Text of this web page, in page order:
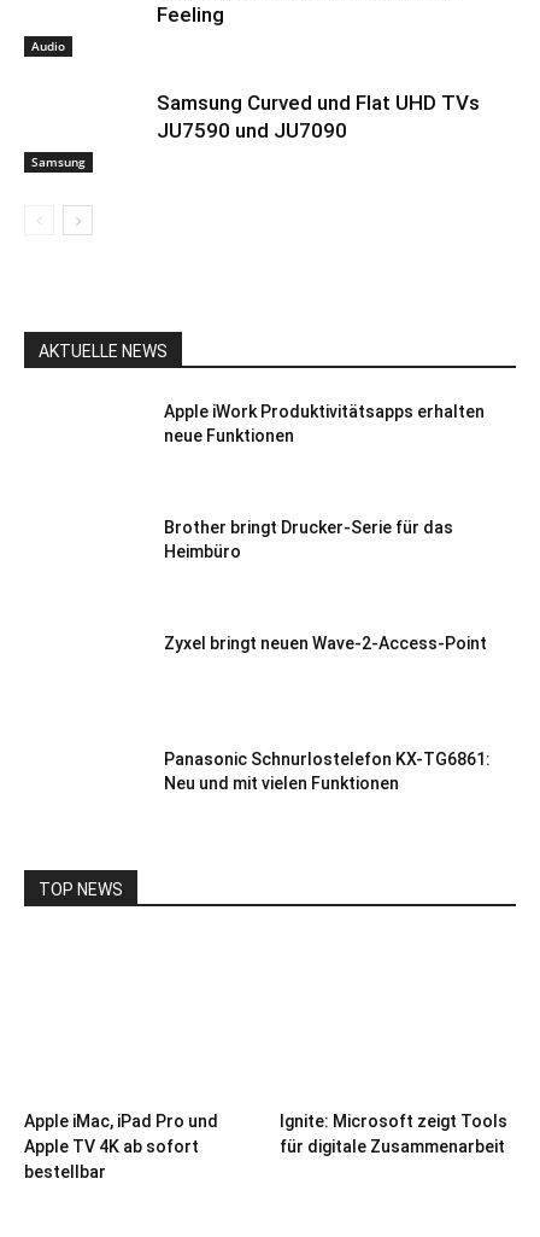
Audio
Feeling
Samsung
Samsung Curved und Flat UHD TVs
JU7590 und JU7090
AKTUELLE NEWS
Apple iWork Produktivitätsapps erhalten
neue Funktionen
Brother bringt Drucker-Serie für das
Heimbüro
Zyxel bringt neuen Wave-2-Access-Point
Panasonic Schnurlostelefon KX-TG6861:
Neu und mit vielen Funktionen
TOP NEWS
Apple iMac, iPad Pro und
Apple TV 4K ab sofort
bestellbar
Ignite: Microsoft zeigt Tools
für digitale Zusammenarbeit